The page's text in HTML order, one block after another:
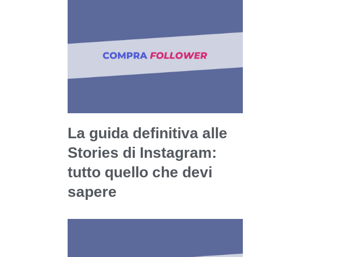
La guida definitiva alle
Stories di Instagram:
tutto quello che devi
sapere